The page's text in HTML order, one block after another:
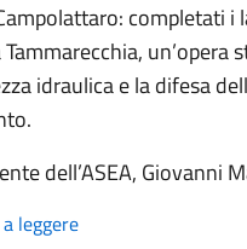
completati i
un’opera
idraulica e la difesa
dell’ASEA, Giovanni
leggere